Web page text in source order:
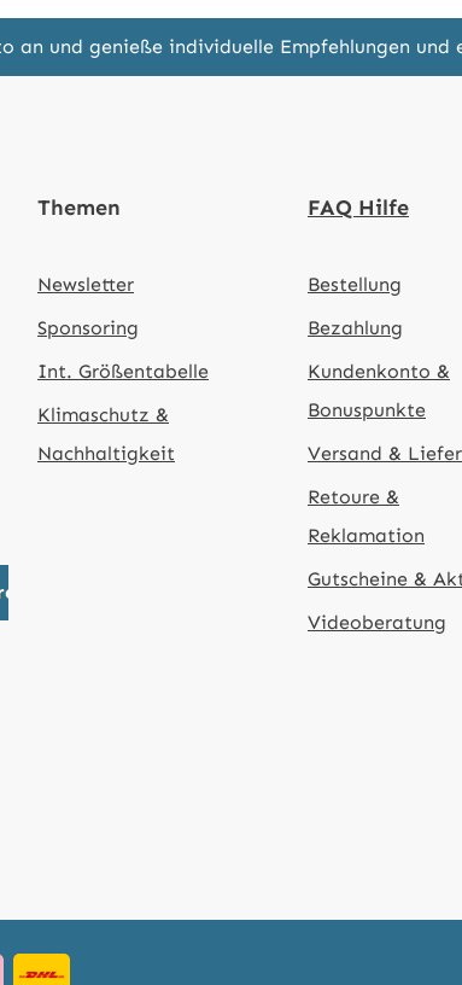
und genieße individuelle Empfehlungen und
Themen
Newsletter
Sponsoring
Int. Größentabelle
Klimaschutz &
Nachhaltigkeit
FAQ Hilfe
Bestellung
Bezahlung
Kundenkonto &
Bonuspunkte
Versand &
Retoure &
Reklamation
Gutscheine &
Videoberatung